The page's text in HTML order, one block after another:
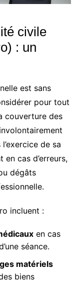
civile
: un
est sans
pour tout
couverture des
de sa
cas d’erreurs,
dégâts
incluent :
en cas
séance.
matériels
biens